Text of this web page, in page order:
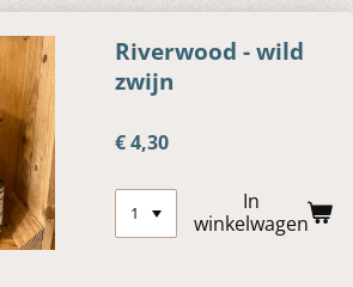
Riverwood - wild
zwijn
€ 4,30
In
winkelwagen